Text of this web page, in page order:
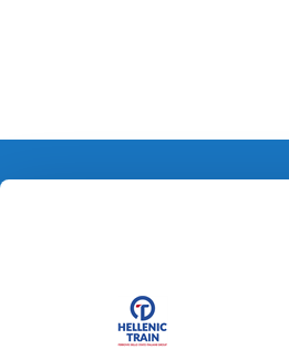
Ανθρώπινο Δυναμικό
Ασφάλεια